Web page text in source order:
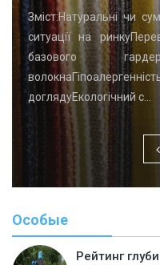
Зміст:Натуральні чи
ситуації на
базового
доглядуЕкологічний с…
Особые
Рейтинг